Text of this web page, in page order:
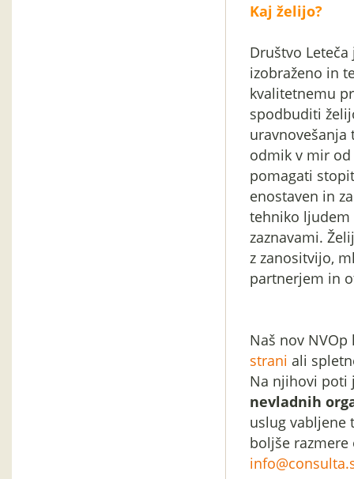
Kaj želijo?
Društvo
izobraženo in
kvalitetnemu
spodbuditi
odmik v mir
pomagati
enostaven in
tehniko
zaznavami.
z zanositvijo,
partnerjem in
Naš nov
strani ali
Na njihovi
nevladnih
uslug vabljene
boljše razmere